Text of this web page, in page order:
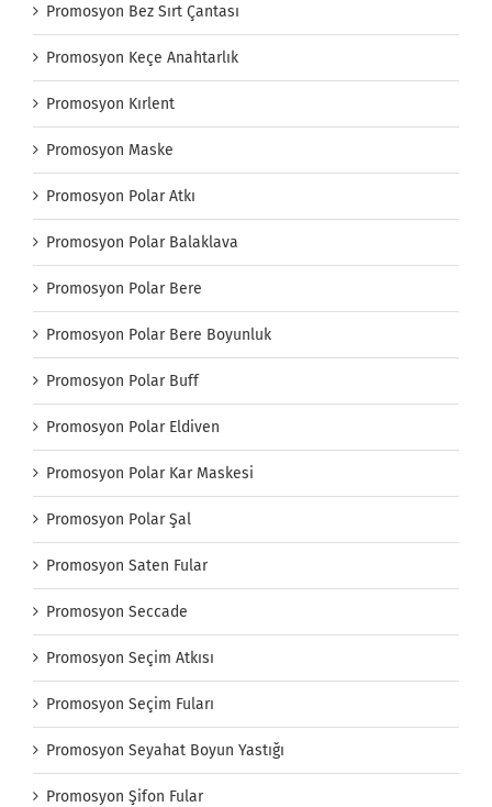
Promosyon Bez Sırt Çantası
Promosyon Keçe Anahtarlık
Promosyon Kırlent
Promosyon Maske
Promosyon Polar Atkı
Promosyon Polar Balaklava
Promosyon Polar Bere
Promosyon Polar Bere Boyunluk
Promosyon Polar Buff
Promosyon Polar Eldiven
Promosyon Polar Kar Maskesi
Promosyon Polar Şal
Promosyon Saten Fular
Promosyon Seccade
Promosyon Seçim Atkısı
Promosyon Seçim Fuları
Promosyon Seyahat Boyun Yastığı
Promosyon Şifon Fular